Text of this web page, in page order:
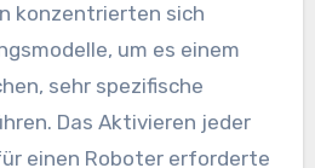
konzentrierten sich
um es einem
sehr spezifische
Das Aktivieren jeder
einen Roboter erforderte